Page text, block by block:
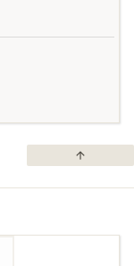
arrow_upward